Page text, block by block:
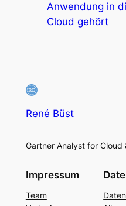
Anwendung in
Cloud gehört
René Büst
Gartner Analyst for
Impressum
Team